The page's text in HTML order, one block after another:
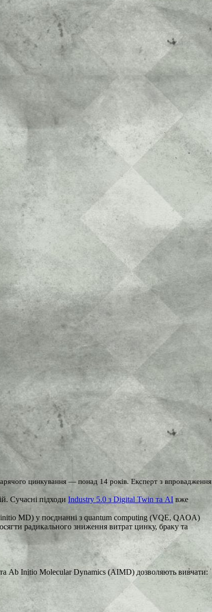
цинкування — понад 14 років. Експерт з впровадження
Сучасні підходи Industry 5.0 з Digital Twin та AI вже
MD) у поєднанні з quantum computing (VQE, QAOA)
радикального зниження витрат цинку, браку та
Ab Initio Molecular Dynamics (AIMD) дозволяють вивчати: